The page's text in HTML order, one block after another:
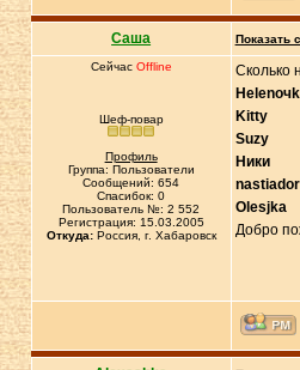
Саша Показать
Сейчас Offline
Шеф-повар
Профиль
Группа: Пользователи
Сообщений: 654
Спасибок: 0
Пользователь №: 2 552
Регистрация: 15.03.2005
Откуда:Россия, г. Хабаровск
Сколько
Kitty
Suzy
Ники
nastiador
Olesjka
Добро